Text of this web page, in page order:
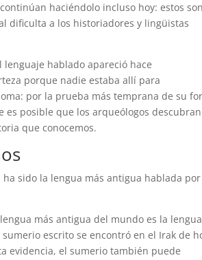
haciéndolo incluso hoy: estos son
dificulta a los historiadores y lingüistas
hablado apareció hace
porque nadie estaba allí para
por la prueba más temprana de su
posible que los arqueólogos descubran
que conocemos.
sido la lengua más antigua hablada
más antigua del mundo es la lengua
escrito se encontró en el Irak de
evidencia, el sumerio también puede